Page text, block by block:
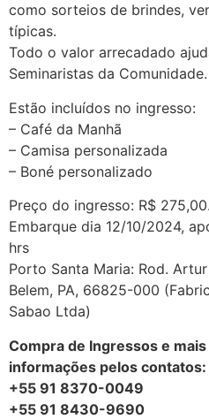
como sorteios de brindes,
típicas.
Todo o valor arrecadado
Seminaristas da Comunidade.
Estão incluídos no ingresso:
– Café da Manhã
– Camisa personalizada
– Boné personalizado
Preço do ingresso: R$ 275,00.
Embarque dia 12/10/2024,
hrs
Porto Santa Maria: Rod.
Belem, PA, 66825-000
Sabao Ltda)
Compra de Ingressos e mais
informações pelos contatos:
+55 91 8370-0049
+55 91 8430-9690